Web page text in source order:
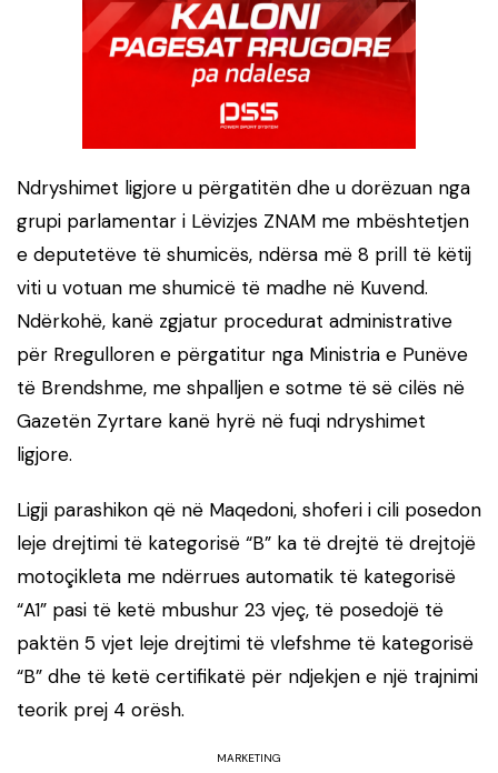
​Ndryshimet ligjore u përgatitën dhe u dorëzuan nga
grupi parlamentar i Lëvizjes ZNAM me mbështetjen
e deputetëve të shumicës, ndërsa më 8 prill të këtij
viti u votuan me shumicë të madhe në Kuvend.
Ndërkohë, kanë zgjatur procedurat administrative
për Rregulloren e përgatitur nga Ministria e Punëve
të Brendshme, me shpalljen e sotme të së cilës në
Gazetën Zyrtare kanë hyrë në fuqi ndryshimet
ligjore.
​Ligji parashikon që në Maqedoni, shoferi i cili posedon
leje drejtimi të kategorisë “B” ka të drejtë të drejtojë
motoçikleta me ndërrues automatik të kategorisë
“A1” pasi të ketë mbushur 23 vjeç, të posedojë të
paktën 5 vjet leje drejtimi të vlefshme të kategorisë
“B” dhe të ketë certifikatë për ndjekjen e një trajnimi
teorik prej 4 orësh.
MARKETING